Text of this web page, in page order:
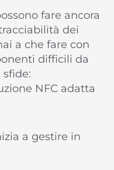
fare ancora
dei
a che fare con
difficili da
NFC adatta
a gestire in